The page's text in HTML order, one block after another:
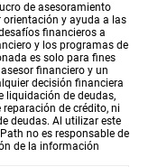
de asesoramiento
orientación y ayuda a las
financieros a
y los programas de
es solo para fines
financiero y un
decisión financiera
liquidación de deudas,
de crédito, ni
deudas. Al utilizar este
no es responsable de
de la información